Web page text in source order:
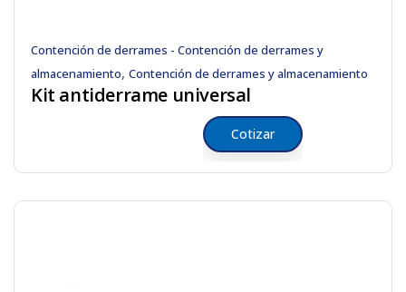
Contención de derrames - Contención de derrames y
almacenamiento, Contención de derrames y almacenamiento
Kit antiderrame universal
Cotizar